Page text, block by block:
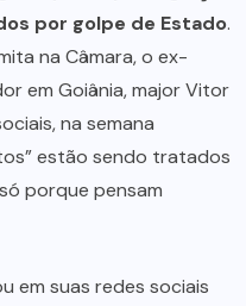
por golpe de Estado.
na Câmara, o ex-
em Goiânia, major Vitor
na semana
estão sendo tratados
porque pensam
em suas redes sociais